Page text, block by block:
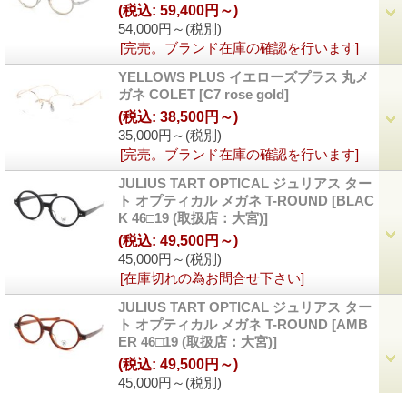
54,000円～ (税別)
(税込: 59,400円～)
[完売。ブランド在庫の確認を行います]
YELLOWS PLUS イエローズプラス 丸メ
ガネ COLET [C7 rose gold]
35,000円～ (税別)
(税込: 38,500円～)
[完売。ブランド在庫の確認を行います]
JULIUS TART OPTICAL ジュリアス ター
ト オプティカル メガネ T-ROUND [BLAC
K 46□19 (取扱店：大宮)]
45,000円～ (税別)
(税込: 49,500円～)
[在庫切れの為お問合せ下さい]
JULIUS TART OPTICAL ジュリアス ター
ト オプティカル メガネ T-ROUND [AMB
ER 46□19 (取扱店：大宮)]
45,000円～ (税別)
(税込: 49,500円～)